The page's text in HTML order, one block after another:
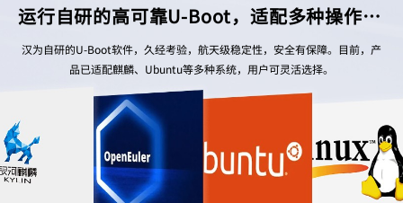
运行自研的高可靠U-Boot，适配多种操作系统
汉为自研的U-Boot软件，久经考验，航天级稳定性，安全有保障。目前，产
品已适配麒麟、Ubuntu等多种系统，用户可灵活选择。